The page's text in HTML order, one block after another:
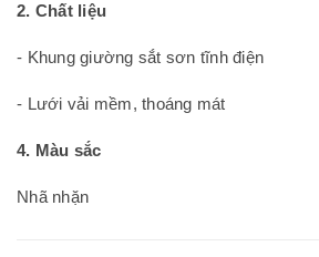
2. Chất liệu
- Khung giường sắt sơn tĩnh điện
- Lưới vải mềm, thoáng mát
4. Màu sắc
Nhã nhặn